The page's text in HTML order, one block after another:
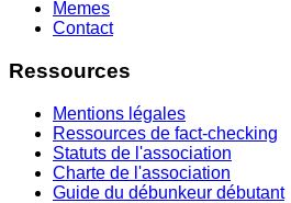
Memes
Contact
Ressources
Mentions légales
Ressources de fact-checking
Statuts de l'association
Charte de l'association
Guide du débunkeur débutant